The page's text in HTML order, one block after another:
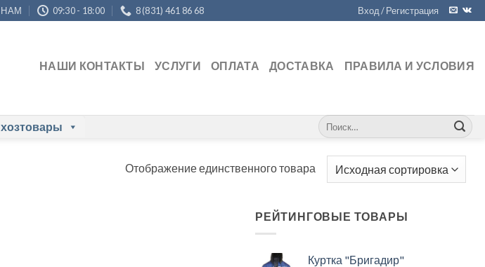
09:30 - 18:00 8 (831) 461 86 68 Вход / Регистрация
НАШИ КОНТАКТЫ УСЛУГИ ОПЛАТА ДОСТАВКА ПРАВИЛА И УСЛОВИЯ
хозтовары Искать:
Отображение единственного товара
РЕЙТИНГОВЫЕ ТОВАРЫ
Куртка "Бригадир"